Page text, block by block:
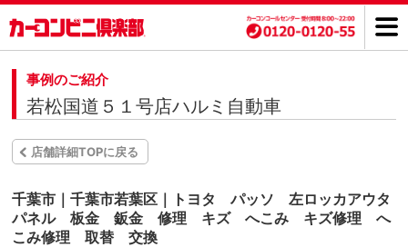
事例のご紹介
若松国道５１号店ハルミ自動車
店舗詳細TOPに戻る
千葉市｜千葉市若葉区｜トヨタ パッソ 左ロッカアウタ
パネル 板金 鈑金 修理 キズ へこみ キズ修理 へ
こみ修理 取替 交換